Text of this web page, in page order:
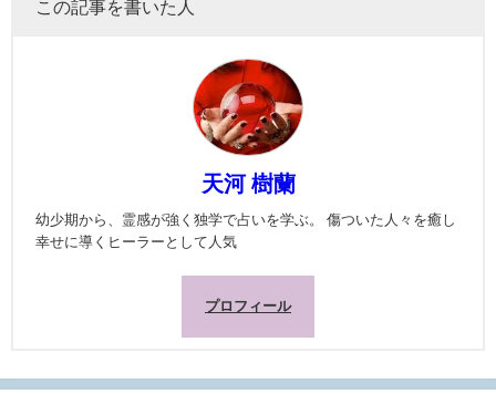
この記事を書いた人
天河 樹蘭
幼少期から、霊感が強く独学で占いを学ぶ。 傷ついた人々を癒し
幸せに導くヒーラーとして人気
プロフィール